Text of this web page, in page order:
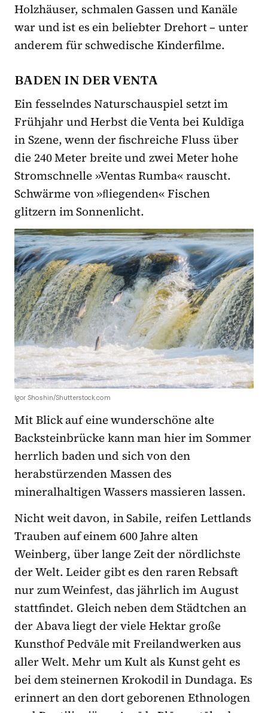
Holzhäuser, schmalen Gassen und Kanäle
war und ist es ein beliebter Drehort – unter
anderem für schwedische Kinderfilme.
BADEN IN DER VENTA
Ein fesselndes Naturschauspiel setzt im
Frühjahr und Herbst die Venta bei Kuldīga
in Szene, wenn der fischreiche Fluss über
die 240 Meter breite und zwei Meter hohe
Stromschnelle »Ventas Rumba« rauscht.
Schwärme von »ﬂiegenden« Fischen
glitzern im Sonnenlicht.
Igor Shoshin/Shutterstock.com
Mit Blick auf eine wunderschöne alte
Backsteinbrücke kann man hier im Sommer
herrlich baden und sich von den
herabstürzenden Massen des
mineralhaltigen Wassers massieren lassen.
Nicht weit davon, in Sabile, reifen Lettlands
Trauben auf einem 600 Jahre alten
Weinberg, über lange Zeit der nördlichste
der Welt. Leider gibt es den raren Rebsaft
nur zum Weinfest, das jährlich im August
stattfindet. Gleich neben dem Städtchen an
der Abava liegt der viele Hektar große
Kunsthof Pedvāle mit Freilandwerken aus
aller Welt. Mehr um Kult als Kunst geht es
bei dem steinernen Krokodil in Dundaga. Es
erinnert an den dort geborenen Ethnologen